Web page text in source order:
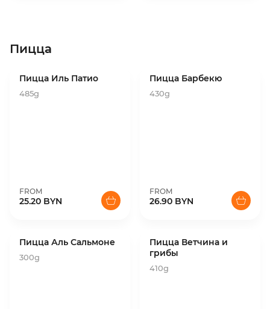
Пицца
Пицца Иль Патио
485g
FROM
25.20 BYN
Пицца Барбекю
430g
FROM
26.90 BYN
Пицца Аль Сальмоне
300g
Пицца Ветчина и
грибы
410g